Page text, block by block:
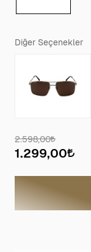
Diğer Seçenekler
2.598,00
1.299,00